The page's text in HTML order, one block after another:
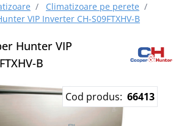
/ Climatizoare pe perete /
VIP Inverter CH-S09FTXHV-B
Hunter VIP
B
Cod produs: 66413